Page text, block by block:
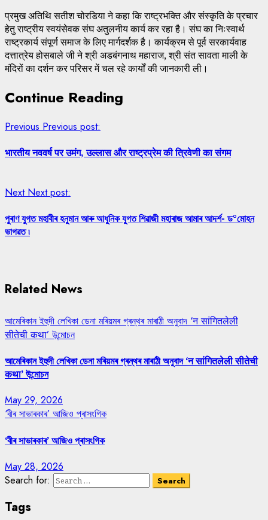
प्रमुख अतिथि सतीश चोरडिया ने कहा कि राष्ट्रभक्ति और संस्कृति के प्रचार
हेतु राष्ट्रीय स्वयंसेवक संघ अतुलनीय कार्य कर रहा है। संघ का निःस्वार्थ
राष्ट्रकार्य संपूर्ण समाज के लिए मार्गदर्शक है। कार्यक्रम से पूर्व सरकार्यवाह
दत्तात्रेय होसबाले जी ने श्री अडबंगनाथ महाराज, श्री संत सावता माली के
मंदिरों का दर्शन कर परिसर में चल रहे कार्यों की जानकारी ली।
Continue Reading
Previous Previous post:
भारतीय नववर्ष पर उमंग, उल्लास और राष्ट्रप्रेम की त्रिवेणी का संगम
Next Next post:
পুৰাণ যুগত মহাবীৰ হনুমান আৰু আধুনিক যুগত শিৱাজী মহাৰাজ আমাৰ আদৰ্শ- ড°মোহন
ভাগৱত ৷
Related News
আমেৰিকান ইহুদী লেখিকা ডেনা মৰিয়মৰ গ্ৰন্থৰ মাৰাঠী অনুবাদ ‘न सांगितलेली
सीतेची कथा’ উন্মোচন
আমেৰিকান ইহুদী লেখিকা ডেনা মৰিয়মৰ গ্ৰন্থৰ মাৰাঠী অনুবাদ ‘न सांगितलेली सीतेची
कथा’ উন্মোচন
May 29, 2026
‘বীৰ সাভাৰকাৰ’ আজিও প্ৰাসংগিক
‘বীৰ সাভাৰকাৰ’ আজিও প্ৰাসংগিক
May 28, 2026
Search for:
Tags